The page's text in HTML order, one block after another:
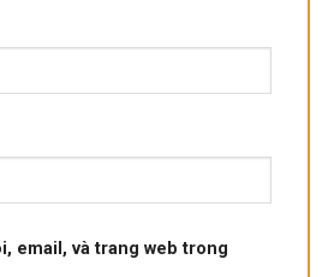
email, và trang web trong